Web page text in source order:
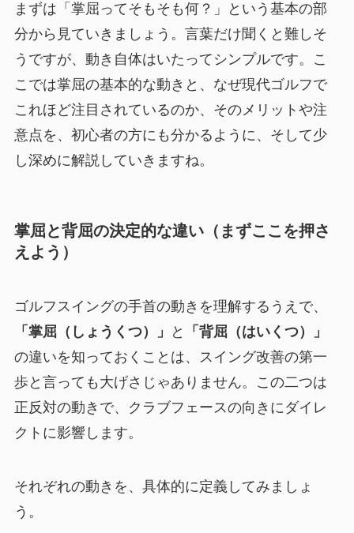
まずは「掌屈ってそもそも何？」という基本の部
分から見ていきましょう。言葉だけ聞くと難しそ
うですが、動き自体はいたってシンプルです。こ
こでは掌屈の基本的な動きと、なぜ現代ゴルフで
これほど注目されているのか、そのメリットや注
意点を、初心者の方にも分かるように、そして少
し深めに解説していきますね。
掌屈と背屈の決定的な違い（まずここを押さ
えよう）
ゴルフスイングの手首の動きを理解するうえで、
「掌屈（しょうくつ）」
と
「背屈（はいくつ）」
の違いを知っておくことは、スイング改善の第一
歩と言っても大げさじゃありません。この二つは
正反対の動きで、クラブフェースの向きにダイレ
クトに影響します。
それぞれの動きを、具体的に定義してみましょ
う。